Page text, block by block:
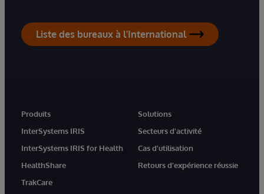
Liste des bureaux à l'International
Produits
InterSystems IRIS
InterSystems IRIS for Health
HealthShare
TrakCare
Solutions
Secteurs d'activité
Cas d'utilisation
Retours d'expérience réussie